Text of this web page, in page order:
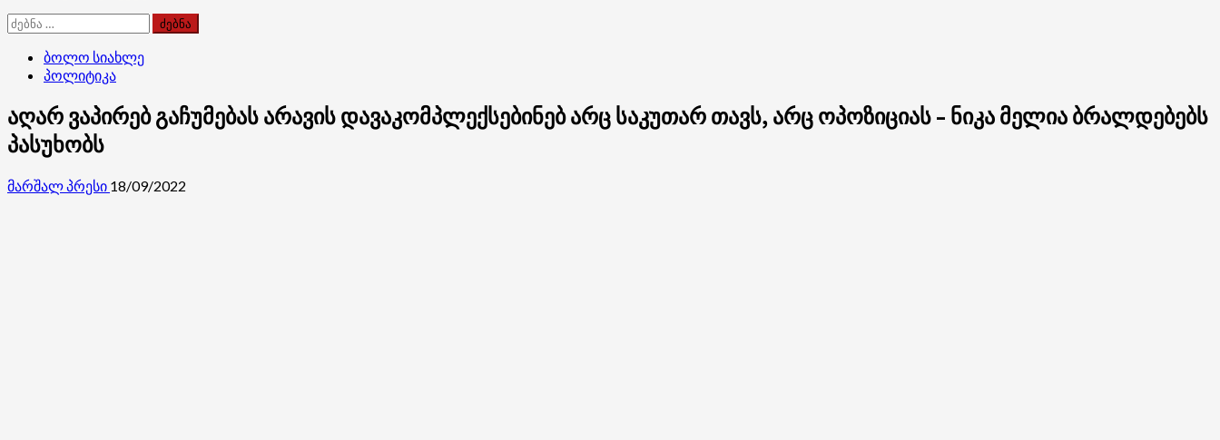
ძებნა:
ბოლო სიახლე
პოლიტიკა
აღარ ვაპირებ გაჩუმებას არავის დავაკომპლექსებინებ არც საკუთარ თავს, არც ოპოზიციას – ნიკა მელია ბრალდებებს
პასუხობს
მარშალ პრესი 18/09/2022